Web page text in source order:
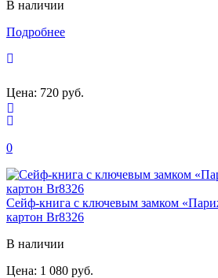
В наличии
Подробнее
Цена: 720 руб.
0
Сейф-книга с ключевым замком
картон Br8326
В наличии
Цена: 1 080 руб.